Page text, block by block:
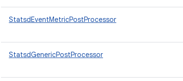
StatsdEventMetricPostProcessor
StatsdGenericPostProcessor